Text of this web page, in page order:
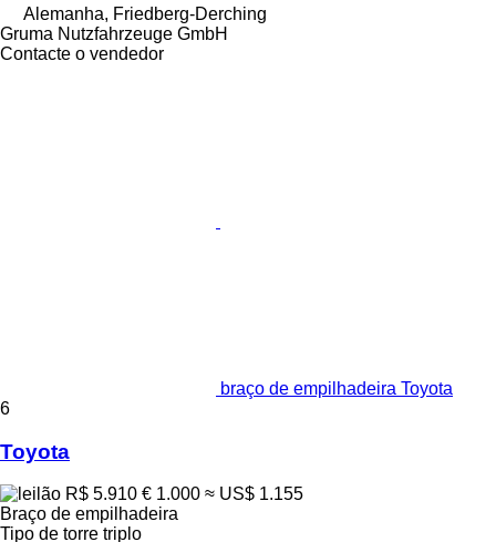
Alemanha, Friedberg-Derching
Gruma Nutzfahrzeuge GmbH
Contacte o vendedor
braço de empilhadeira Toyota
6
Toyota
R$ 5.910 € 1.000 ≈ US$ 1.155
Braço de empilhadeira
Tipo de torre triplo